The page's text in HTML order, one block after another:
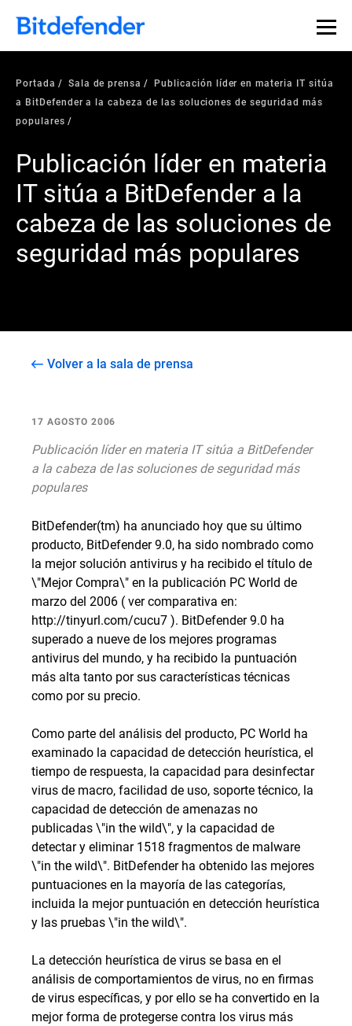
Portada Sala de prensa
Publicación líder en materia IT sitúa
a BitDefender a la cabeza de las soluciones de seguridad más
populares
Publicación líder en materia
IT sitúa a BitDefender a la
cabeza de las soluciones de
seguridad más populares
Volver a la sala de prensa
17 AGOSTO 2006
Publicación líder en materia IT sitúa a BitDefender
a la cabeza de las soluciones de seguridad más
populares
BitDefender(tm) ha anunciado hoy que su último
producto, BitDefender 9.0, ha sido nombrado como
la mejor solución antivirus y ha recibido el título de
\"Mejor Compra\" en la publicación PC World de
marzo del 2006 ( ver comparativa en:
http://tinyurl.com/cucu7 ). BitDefender 9.0 ha
superado a nueve de los mejores programas
antivirus del mundo, y ha recibido la puntuación
más alta tanto por sus características técnicas
como por su precio.
Como parte del análisis del producto, PC World ha
examinado la capacidad de detección heurística, el
tiempo de respuesta, la capacidad para desinfectar
virus de macro, facilidad de uso, soporte técnico, la
capacidad de detección de amenazas no
publicadas \"in the wild\", y la capacidad de
detectar y eliminar 1518 fragmentos de malware
\"in the wild\". BitDefender ha obtenido las mejores
puntuaciones en la mayoría de las categorías,
incluida la mejor puntuación en detección heurística
y las pruebas \"in the wild\".
La detección heurística de virus se basa en el
análisis de comportamientos de virus, no en firmas
de virus específicas, y por ello se ha convertido en la
mejor forma de protegerse contra los virus más